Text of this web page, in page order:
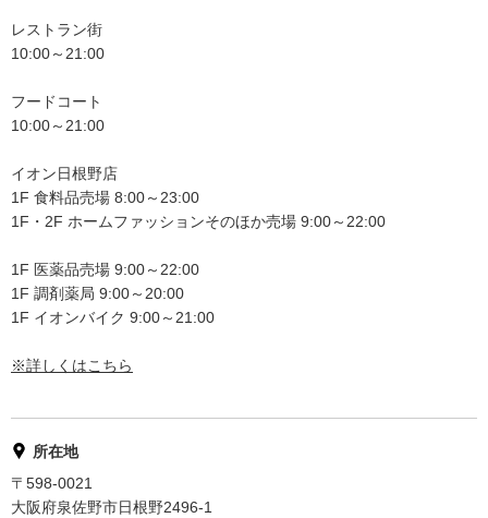
レストラン街
10:00～21:00
フードコート
10:00～21:00
イオン日根野店
1F 食料品売場 8:00～23:00
1F・2F ホームファッションそのほか売場 9:00～22:00
1F 医薬品売場 9:00～22:00
1F 調剤薬局 9:00～20:00
1F イオンバイク 9:00～21:00
※詳しくはこちら
所在地
〒598-0021
大阪府泉佐野市日根野2496-1